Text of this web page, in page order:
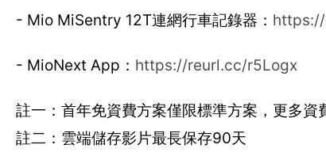
- Mio MiSentry 12T連網行車記錄器：
- MioNext App： https://reurl.cc/r5Logx
註一：首年免資費方案僅限標準方案，更多資
註二：雲端儲存影片最長保存90天